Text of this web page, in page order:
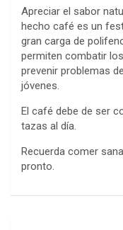
Apreciar el sabor
hecho café es un
gran carga de
permiten combatir
prevenir problemas
jóvenes.
El café debe de ser
tazas al día.
Recuerda comer
pronto.